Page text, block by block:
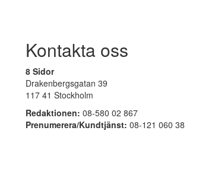
Kontakta oss
8 Sidor
Drakenbergsgatan 39
117 41 Stockholm
Redaktionen: 08-580 02 867
Prenumerera/Kundtjänst: 08-121 060 38